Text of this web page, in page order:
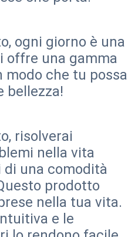
ogni giorno è una
offre una gamma
modo che tu possa
bellezza!
risolverai
nella vita
una comodità
prodotto
nella tua vita.
e le